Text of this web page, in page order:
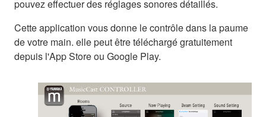
pouvez effectuer des réglages sonores détaillés.
Cette application vous donne le contrôle dans la paume
de votre main. elle peut être téléchargé gratuitement
depuis l'App Store ou Google Play.